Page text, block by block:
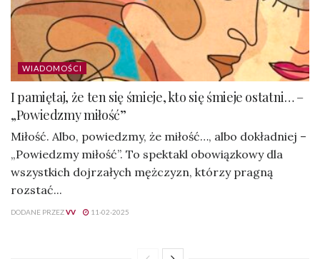
WIADOMOŚCI
I pamiętaj, że ten się śmieje, kto się śmieje ostatni… –
„Powiedzmy miłość”
Miłość. Albo, powiedzmy, że miłość…, albo dokładniej –
„Powiedzmy miłość”. To spektakl obowiązkowy dla
wszystkich dojrzałych mężczyzn, którzy pragną
rozstać...
DODANE PRZEZVV 11-02-2025